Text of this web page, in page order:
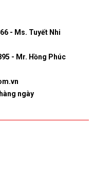
- Ms. Tuyết Nhi
- Mr. Hồng Phúc
ngày